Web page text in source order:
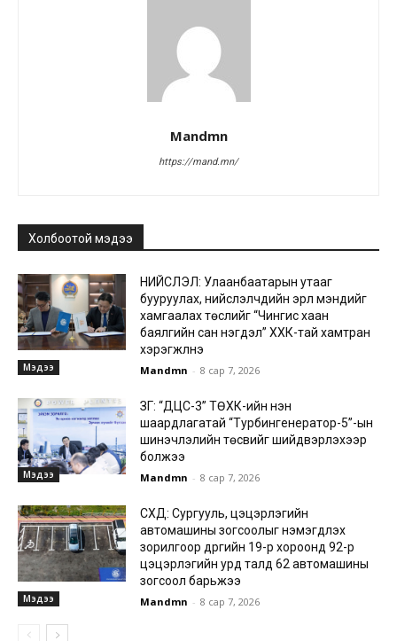
Mandmn
https://mand.mn/
Холбоотой мэдээ
Мэдээ
НИЙСЛЭЛ: Улаанбаатарын утааг
бууруулах, нийслэлчүүдийн эрүүл мэндийг
хамгаалах төслийг “Чингис хаан
баялгийн сан нэгдэл” ХХК-тай хамтран
хэрэгжүүлнэ
Mandmn - 8 сар 7, 2026
Мэдээ
ЗГ: “ДЦС-3” ТӨХК-ийн нэн
шаардлагатай “Турбингенератор-5”-ын
шинэчлэлийн төсвийг шийдвэрлэхээр
болжээ
Mandmn - 8 сар 7, 2026
Мэдээ
СХД: Сургууль, цэцэрлэгийн
автомашины зогсоолыг нэмэгдүүлэх
зорилгоор дүүргийн 19-р хороонд 92-р
цэцэрлэгийн урд талд 62 автомашины
зогсоол барьжээ
Mandmn - 8 сар 7, 2026